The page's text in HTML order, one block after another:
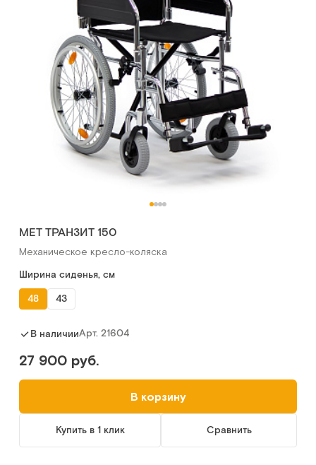
МЕТ ТРАНЗИТ 150
Механическое кресло-коляска
Ширина сиденья, см
48
43
В наличииАрт. 21604
27 900 руб.
В корзину
Купить в 1 клик Сравнить